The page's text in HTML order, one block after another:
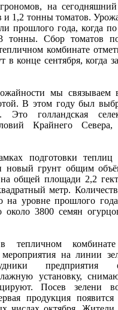
на
и 1,2 тонны томатов.
прошлого года, когда
тонны. Сбор томатов
комбинате
в конце сентября, когда
мы связываем
В этом году был
Это голландская
Крайнего
подготовки
новый грунт общим
общей площади 2,2
метр.
на уровне прошлого
около 3800 семян
комбинате
мероприятия на линии
предприятия
установку,
Посев зелени
продукция